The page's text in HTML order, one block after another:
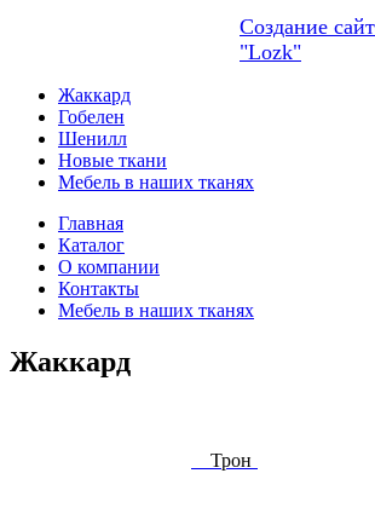
Создание
"Lozk"
Жаккард
Гобелен
Шенилл
Новые ткани
Мебель в наших тканях
Главная
Каталог
О компании
Контакты
Мебель в наших тканях
Жаккард
Трон